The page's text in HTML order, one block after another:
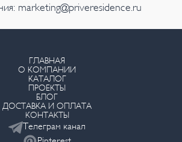
marketing@priveresidence.ru
ГЛАВНАЯ
О КОМПАНИИ
КАТАЛОГ
ПРОЕКТЫ
БЛОГ
ДОСТАВКА И ОПЛАТА
КОНТАКТЫ
Телеграм канал